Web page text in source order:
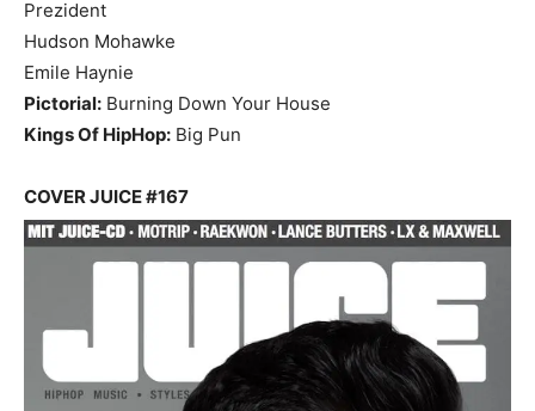
Prezident
Hudson Mohawke
Emile Haynie
Pictorial: Burning Down Your House
Kings Of HipHop: Big Pun
COVER JUICE #167